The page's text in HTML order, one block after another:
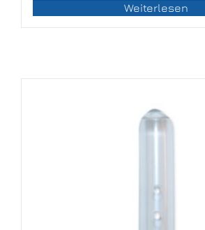
Weiterlesen